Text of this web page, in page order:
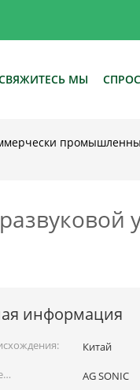
МЫ
информация
Китай
AG SONIC